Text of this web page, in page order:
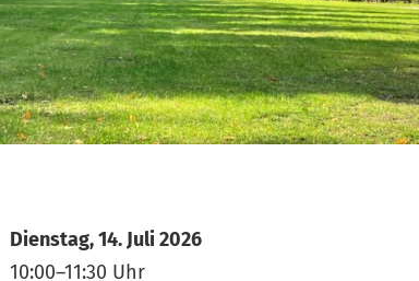
Dienstag, 14. Juli 2026
10:00–11:30 Uhr